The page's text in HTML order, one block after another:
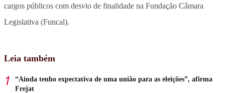
cargos públicos com desvio de finalidade na Fundação Câmara
Legislativa (Funcal).
Leia também
“Ainda tenho expectativa de uma união para as eleições”, afirma
Frejat